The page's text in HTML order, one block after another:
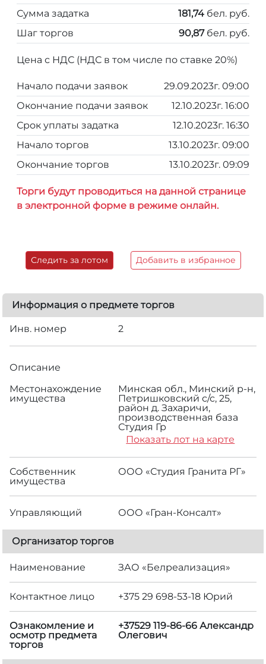
Сумма задатка
181,74 бел. руб.
Шаг торгов
90,87бел. руб.
Цена с НДС (НДС в том числе по ставке 20%)
Начало подачи заявок
29.09.2023г. 09:00
Окончание подачи заявок
12.10.2023г. 16:00
Срок уплаты задатка
12.10.2023г. 16:30
Начало торгов
13.10.2023г. 09:00
Окончание торгов
13.10.2023г. 09:09
Торги будут проводиться на данной странице
в электронной форме в режиме онлайн.
Следить за лотом Добавить в избранное
Информация о предмете торгов
Инв. номер 2
Описание
Местонахождение
имущества
Минская обл., Минский р-н,
Петришковский с/с, 25,
район д. Захаричи,
производственная база
Студия Гр
Показать лот на карте
Собственник
имущества
ООО «Студия Гранита РГ»
Управляющий ООО «Гран-Консалт»
Организатор торгов
Наименование ЗАО «Белреализация»
Контактное лицо +375 29 698-53-18 Юрий
Ознакомление и
осмотр предмета
торгов
+37529 119-86-66 Александр
Олегович